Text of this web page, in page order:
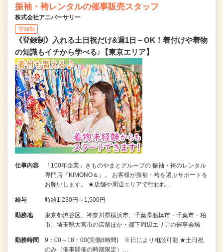
振袖・袴レンタルの催事販売スタッフ
株式会社アニバーサリー
登録制
《登録制》入れる土日祝だけ&週1日～OK！着付けや着物
の知識もイチから学べる♪【東京エリア】
仕事内容
「100年企業」きものやまとグループの 振袖・袴のレンタル
専門店『KIMONO＆』。 お客様が振袖・袴を選ぶサポートを
お願いします。 ★店舗や周辺エリアで行われ…
給与 時給1,230円～1,500円
勤務地
東京都渋谷区、神奈川県横浜市、千葉県船橋市・千葉市・柏
市、埼玉県大宮市の店舗ほか・都下周辺エリアの催事会場
勤務時間
9：00～18：00(実働8時間) ※日により相談可能 ★土日祝
のみ（催事開催の時期限定）…